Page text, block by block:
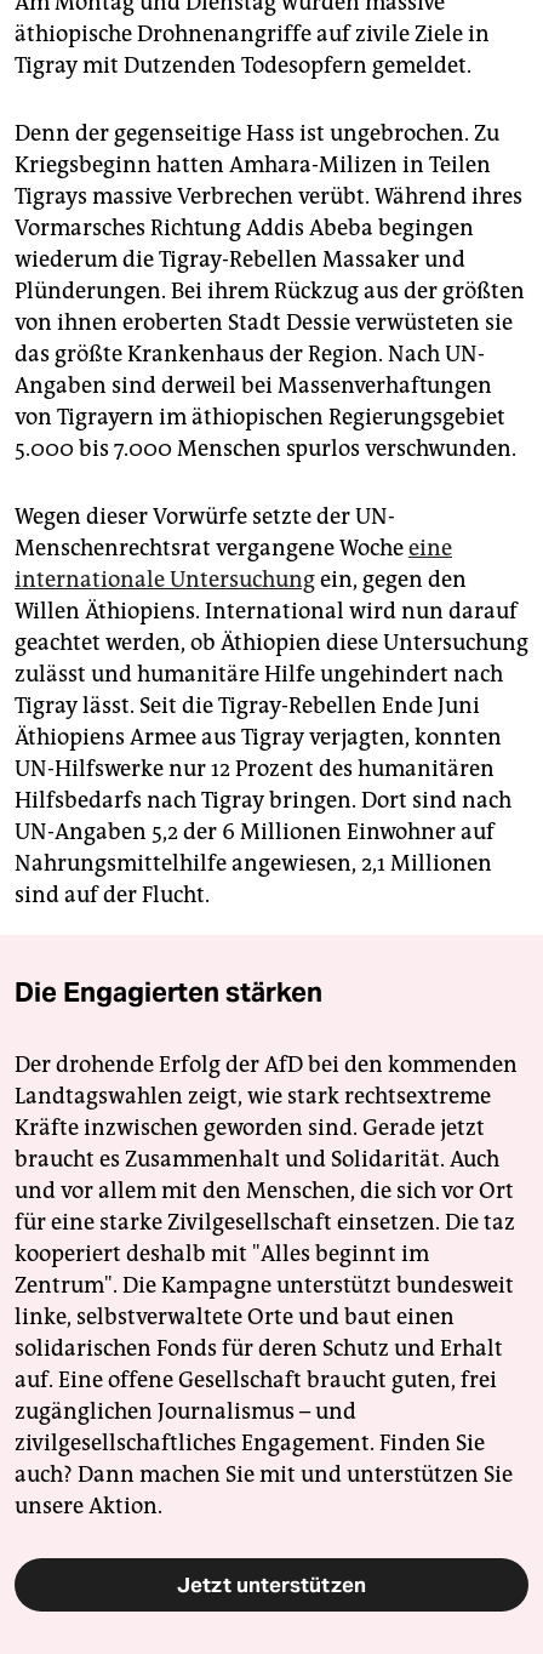
äthiopische Drohnenangriffe auf zivile Ziele in
Tigray mit Dutzenden Todesopfern gemeldet.
Denn der gegenseitige Hass ist ungebrochen. Zu
Kriegsbeginn hatten Amhara-Milizen in Teilen
Tigrays massive Verbrechen verübt. Während ihres
Vormarsches Richtung Addis Abeba begingen
wiederum die Tigray-Rebellen Massaker und
Plünderungen. Bei ihrem Rückzug aus der größten
von ihnen eroberten Stadt Dessie verwüsteten sie
das größte Krankenhaus der Region. Nach UN-
Angaben sind derweil bei Massenverhaftungen
von Tigrayern im äthiopischen Regierungsgebiet
5.000 bis 7.000 Menschen spurlos verschwunden.
Wegen dieser Vorwürfe setzte der UN-
Menschenrechtsrat vergangene Wocheeine
internationale Untersuchungein, gegen den
Willen Äthiopiens. International wird nun darauf
geachtet werden, ob Äthiopien diese Untersuchung
zulässt und humanitäre Hilfe ungehindert nach
Tigray lässt. Seit die Tigray-Rebellen Ende Juni
Äthiopiens Armee aus Tigray verjagten, konnten
UN-Hilfswerke nur 12 Prozent des humanitären
Hilfsbedarfs nach Tigray bringen. Dort sind nach
UN-Angaben 5,2 der 6 Millionen Einwohner auf
Nahrungsmittelhilfe angewiesen, 2,1 Millionen
sind auf der Flucht.
Die Engagierten stärken
Der drohende Erfolg der AfD bei den kommenden
Landtagswahlen zeigt, wie stark rechtsextreme
Kräfte inzwischen geworden sind. Gerade jetzt
braucht es Zusammenhalt und Solidarität. Auch
und vor allem mit den Menschen, die sich vor Ort
für eine starke Zivilgesellschaft einsetzen. Die taz
kooperiert deshalb mit "Alles beginnt im
Zentrum". Die Kampagne unterstützt bundesweit
linke, selbstverwaltete Orte und baut einen
solidarischen Fonds für deren Schutz und Erhalt
auf. Eine offene Gesellschaft braucht guten, frei
zugänglichen Journalismus – und
zivilgesellschaftliches Engagement. Finden Sie
auch? Dann machen Sie mit und unterstützen Sie
unsere Aktion.
Jetzt unterstützen